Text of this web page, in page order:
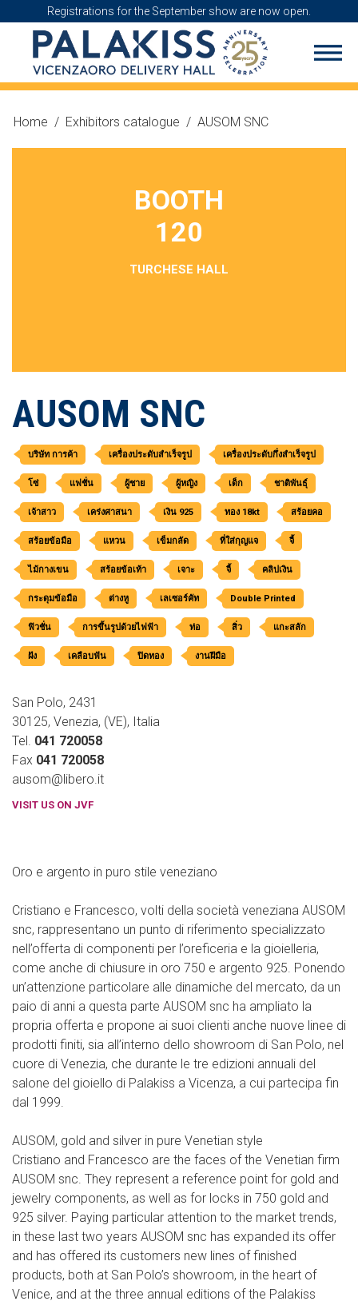
Registrations for the September show are now open.
Home / Exhibitors catalogue / AUSOM SNC
BOOTH
120
TURCHESE HALL
AUSOM SNC
บริษัท การค้า เครื่องประดับสำเร็จรูป เครื่องประดับกึ่งสำเร็จรูป
โซ่ แฟชั่น ผู้ชาย ผู้หญิง เด็ก ชาติพันธุ์
เจ้าสาว เคร่งศาสนา เงิน 925 ทอง 18kt สร้อยคอ
สร้อยข้อมือ แหวน เข็มกลัด ที่ใส่กุญแจ จี้
ไม้กางเขน สร้อยข้อเท้า เจาะ จี้ คลิปเงิน
กระดุมข้อมือ ต่างหู เลเซอร์คัท Double Printed
ฟิวชั่น การขึ้นรูปด้วยไฟฟ้า ท่อ สิ่ว แกะสลัก
ฝัง เคลือบฟัน ปิดทอง งานฝีมือ
San Polo, 2431
30125, Venezia, (VE), Italia
Tel. 041 720058
Fax 041 720058
ausom@libero.it
VISIT US ON JVF
Oro e argento in puro stile veneziano
Cristiano e Francesco, volti della società veneziana AUSOM
snc, rappresentano un punto di riferimento specializzato
nell’offerta di componenti per l’oreficeria e la gioielleria,
come anche di chiusure in oro 750 e argento 925. Ponendo
un’attenzione particolare alle dinamiche del mercato, da un
paio di anni a questa parte AUSOM snc ha ampliato la
propria offerta e propone ai suoi clienti anche nuove linee di
prodotti finiti, sia all’interno dello showroom di San Polo, nel
cuore di Venezia, che durante le tre edizioni annuali del
salone del gioiello di Palakiss a Vicenza, a cui partecipa fin
dal 1999.
AUSOM, gold and silver in pure Venetian style
Cristiano and Francesco are the faces of the Venetian firm
AUSOM snc. They represent a reference point for gold and
jewelry components, as well as for locks in 750 gold and
925 silver. Paying particular attention to the market trends,
in these last two years AUSOM snc has expanded its offer
and has offered its customers new lines of finished
products, both at San Polo’s showroom, in the heart of
Venice, and at the three annual editions of the Palakiss